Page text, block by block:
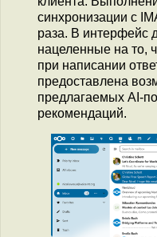
синхронизации с
раза. В интерфейс
нацеленные на то,
при написании
предоставлена
предлагаемых AI-
рекомендаций.